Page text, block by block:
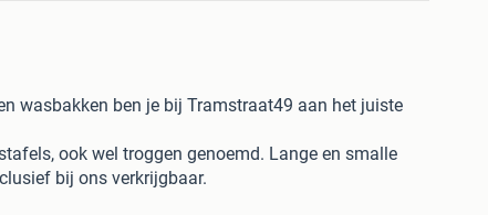
wasbakken ben je bij Tramstraat49 aan het juiste
ook wel troggen genoemd. Lange en smalle
bij ons verkrijgbaar.